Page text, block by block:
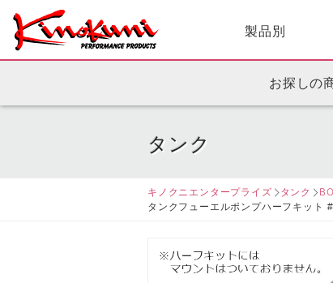
製品別
お探しの
タンク
キノクニエンタープライズ タンク
タンクフューエルポンプハーフキッ